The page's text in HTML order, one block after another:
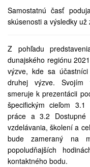
Samostatnú časť
skúsenosti a výsledky
Z pohľadu
dunajského regiónu
výzve, kde sa
druhej výzve. Svojím
smeruje k prezentácii
špecifickým cieľom
práce a 3.2 Dostupné
vzdelávania, školení a
bude zameraný na
popoludňajších
kontaktného bodu.